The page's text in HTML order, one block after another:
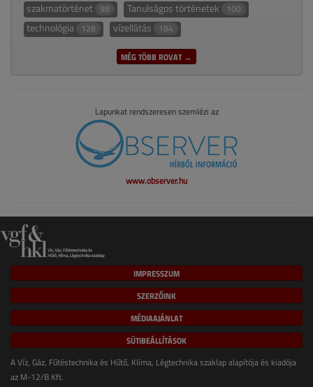
szakmatörténet 98 Tanulságos történetek 100
technológia 128 vízellátás 184
MÉG TÖBB ROVAT →
Lapunkat rendszeresen szemlézi az
www.observer.hu
IMPRESSZUM
SZERZŐINK
MÉDIAAJÁNLAT
SÜTIBEÁLLÍTÁSOK
A Víz, Gáz, Fűtéstechnika és Hűtő, Klíma, Légtechnika szaklap alapítója és kiadója
az M-12/B Kft.